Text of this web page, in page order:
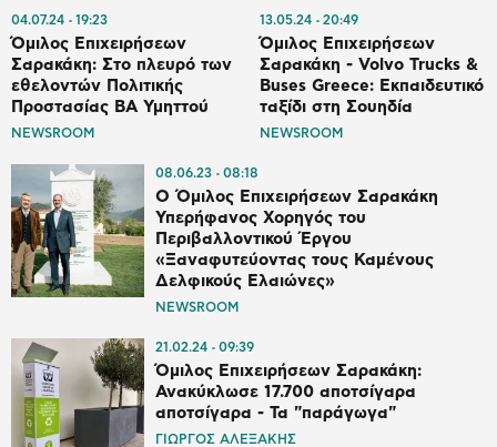
04.07.24 19:23
Όμιλος Επιχειρήσεων
Σαρακάκη: Στο πλευρό των
εθελοντών Πολιτικής
Προστασίας ΒΑ Υμηττού
NEWSROOM
13.05.24 20:49
Όμιλος Επιχειρήσεων
Σαρακάκη - Volvo Trucks &
Buses Greece: Εκπαιδευτικό
ταξίδι στη Σουηδία
NEWSROOM
08.06.23 08:18
Ο Όμιλος Επιχειρήσεων Σαρακάκη
Υπερήφανος Χορηγός του
Περιβαλλοντικού Έργου
«Ξαναφυτεύοντας τους Καμένους
Δελφικούς Ελαιώνες»
NEWSROOM
21.02.24 09:39
Όμιλος Επιχειρήσεων Σαρακάκη:
Ανακύκλωσε 17.700 αποτσίγαρα
αποτσίγαρα - Τα "παράγωγα"
ΓΙΩΡΓΟΣ ΑΛΕΞΑΚΗΣ